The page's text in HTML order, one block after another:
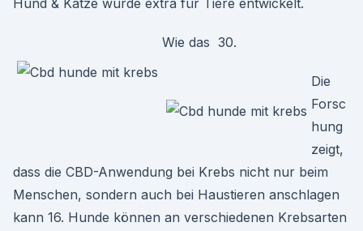
Hund & Katze wurde extra für Tiere entwickelt.
Wie das 30.
Die
Forsc
hung
zeigt,
dass die CBD-Anwendung bei Krebs nicht nur beim
Menschen, sondern auch bei Haustieren anschlagen
kann 16. Hunde können an verschiedenen Krebsarten